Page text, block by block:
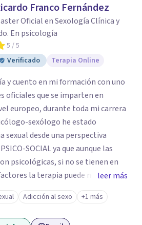
Franco Fernández
Oficial en Sexología Clínica y
En psicología
5 / 5
Verificado
Terapia Online
y cuento en mi formación con uno
oficiales que se imparten en
europeo, durante toda mi carrera
sexólogo he estado
sexual desde una perspectiva
SOCIAL ya que aunque las
psicológicas, si no se tienen en
la terapia puede no
visión demasiado simplista,
otros factores que pueden
leer más
Adicción al sexo +1 más